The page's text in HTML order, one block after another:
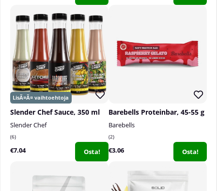
Slender Chef Sauce, 350 ml
Slender Chef
6
€7.04 Osta!
Barebells Proteinbar, 45-55 g
Barebells
2
€3.06 Osta!